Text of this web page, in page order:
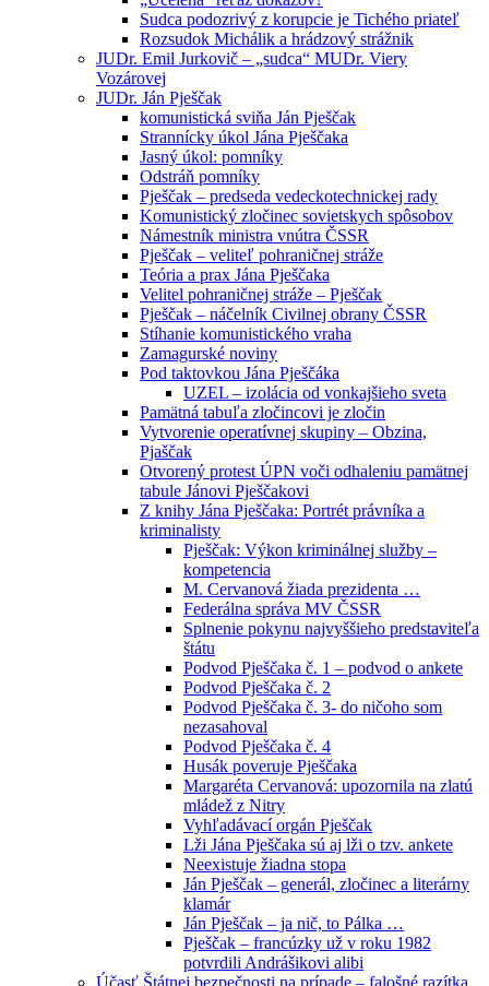
Sudca podozrivý z korupcie je Tichého priateľ
Rozsudok Michálik a hrádzový strážnik
JUDr. Emil Jurkovič – „sudca“ MUDr. Viery
Vozárovej
JUDr. Ján Pješčak
komunistická sviňa Ján Pješčak
Strannícky úkol Jána Pješčaka
Jasný úkol: pomníky
Odstráň pomníky
Pješčak – predseda vedeckotechnickej rady
Komunistický zločinec sovietskych spôsobov
Námestník ministra vnútra ČSSR
Pješčak – veliteľ pohraničnej stráže
Teória a prax Jána Pješčaka
Velitel pohraničnej stráže – Pješčak
Pješčak – náčelník Civilnej obrany ČSSR
Stíhanie komunistického vraha
Zamagurské noviny
Pod taktovkou Jána Pješčáka
UZEL – izolácia od vonkajšieho sveta
Pamätná tabuľa zločincovi je zločin
Vytvorenie operatívnej skupiny – Obzina,
Pjaščak
Otvorený protest ÚPN voči odhaleniu pamätnej
tabule Jánovi Pješčakovi
Z knihy Jána Pješčaka: Portrét právníka a
kriminalisty
Pješčak: Výkon kriminálnej služby –
kompetencia
M. Cervanová žiada prezidenta …
Federálna správa MV ČSSR
Splnenie pokynu najvyššieho predstaviteľa
štátu
Podvod Pješčaka č. 1 – podvod o ankete
Podvod Pješčaka č. 2
Podvod Pješčaka č. 3- do ničoho som
nezasahoval
Podvod Pješčaka č. 4
Husák poveruje Pješčaka
Margaréta Cervanová: upozornila na zlatú
mládež z Nitry
Vyhľadávací orgán Pješčak
Lži Jána Pješčaka sú aj lži o tzv. ankete
Neexistuje žiadna stopa
Ján Pješčak – generál, zločinec a literárny
klamár
Ján Pješčak – ja nič, to Pálka …
Pješčak – francúzky už v roku 1982
potvrdili Andrášikovi alibi
Účasť Štátnej bezpečnosti na prípade – falošné razítka